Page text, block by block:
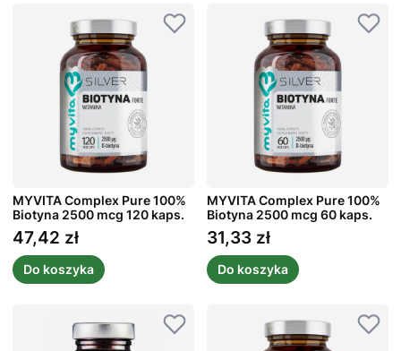
MYVITA Complex Pure 100%
Biotyna 2500 mcg 120 kaps.
Cena
47,42 zł
Do koszyka
MYVITA Complex Pure 100%
Biotyna 2500 mcg 60 kaps.
Cena
31,33 zł
Do koszyka